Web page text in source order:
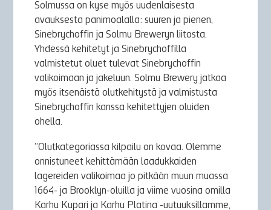
Solmussa on kyse myös uudenlaisesta
avauksesta panimoalalla: suuren ja pienen,
Sinebrychoffin ja Solmu Breweryn liitosta.
Yhdessä kehitetyt ja Sinebrychoffilla
valmistetut oluet tulevat Sinebrychoffin
valikoimaan ja jakeluun. Solmu Brewery jatkaa
myös itsenäistä olutkehitystä ja valmistusta
Sinebrychoffin kanssa kehitettyjen oluiden
ohella.
”Olutkategoriassa kilpailu on kovaa. Olemme
onnistuneet kehittämään laadukkaiden
lagereiden valikoimaa jo pitkään muun muassa
1664- ja Brooklyn-oluilla ja viime vuosina omilla
Karhu Kupari ja Karhu Platina -uutuuksillamme,